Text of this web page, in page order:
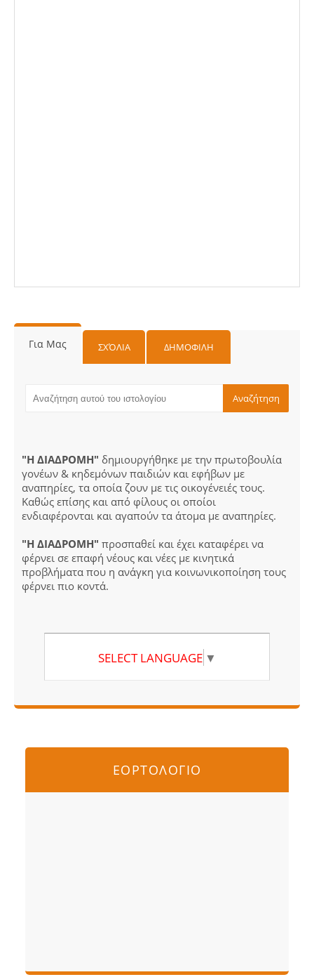
Για Μας ΣΧΌΛΙΑ ΔΗΜΟΦΙΛΗ
"Η ΔΙΑΔΡΟΜΗ" δημιουργήθηκε με την πρωτοβουλία
γονέων & κηδεμόνων παιδιών και εφήβων με
αναπηρίες, τα οποία ζουν με τις οικογένειές τους.
Καθώς επίσης και από φίλους οι οποίοι
ενδιαφέρονται και αγαπούν τα άτομα με αναπηρίες.
"Η ΔΙΑΔΡΟΜΗ" προσπαθεί και έχει καταφέρει να
φέρνει σε επαφή νέους και νέες με κινητικά
προβλήματα που η ανάγκη για κοινωνικοποίηση τους
φέρνει πιο κοντά.
SELECT LANGUAGE ▼
ΕΟΡΤΟΛΟΓΙΟ